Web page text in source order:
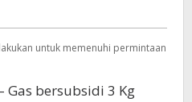
untuk memenuhi permintaan
Gas bersubsidi 3 Kg